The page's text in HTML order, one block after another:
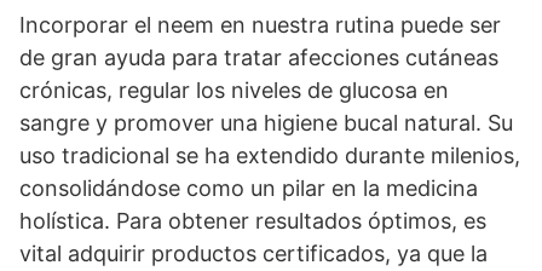
Incorporar el neem en nuestra rutina puede ser
de gran ayuda para tratar afecciones cutáneas
crónicas, regular los niveles de glucosa en
sangre y promover una higiene bucal natural. Su
uso tradicional se ha extendido durante milenios,
consolidándose como un pilar en la medicina
holística. Para obtener resultados óptimos, es
vital adquirir productos certificados, ya que la